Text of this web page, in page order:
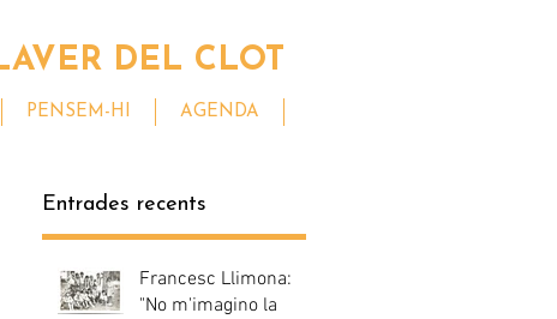
DEL CLOT
PENSEM-HI AGENDA
Entrades recents
Francesc Llimona:
"No m'imagino la